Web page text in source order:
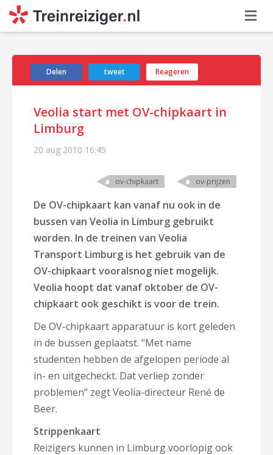
Delen tweet Reageren
Veolia start met OV-chipkaart in
Limburg
20 aug 2010 16:45
ov-chipkaart ov-prijzen
De OV-chipkaart kan vanaf nu ook in de
bussen van Veolia in Limburg gebruikt
worden. In de treinen van Veolia
Transport Limburg is het gebruik van de
OV-chipkaart vooralsnog niet mogelijk.
Veolia hoopt dat vanaf oktober de OV-
chipkaart ook geschikt is voor de trein.
De OV-chipkaart apparatuur is kort geleden
in de bussen geplaatst. "Met name
studenten hebben de afgelopen periode al
in- en uitgecheckt. Dat verliep zonder
problemen" zegt Veolia-directeur René de
Beer.
Strippenkaart
Reizigers kunnen in Limburg voorlopig ook